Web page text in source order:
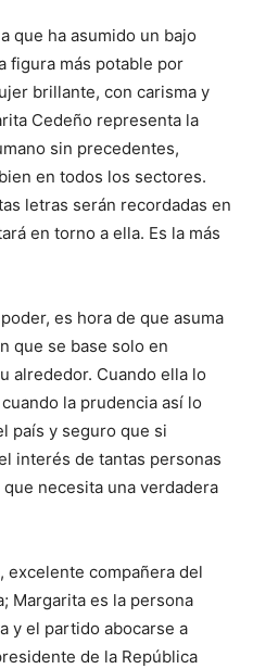
que ha asumido un bajo
figura más potable por
brillante, con carisma y
Cedeño representa la
sin precedentes,
en todos los sectores.
letras serán recordadas en
en torno a ella. Es la más
es hora de que asuma
que se base solo en
alrededor. Cuando ella lo
la prudencia así lo
país y seguro que si
interés de tantas personas
necesita una verdadera
excelente compañera del
Margarita es la persona
y el partido abocarse a
de la República